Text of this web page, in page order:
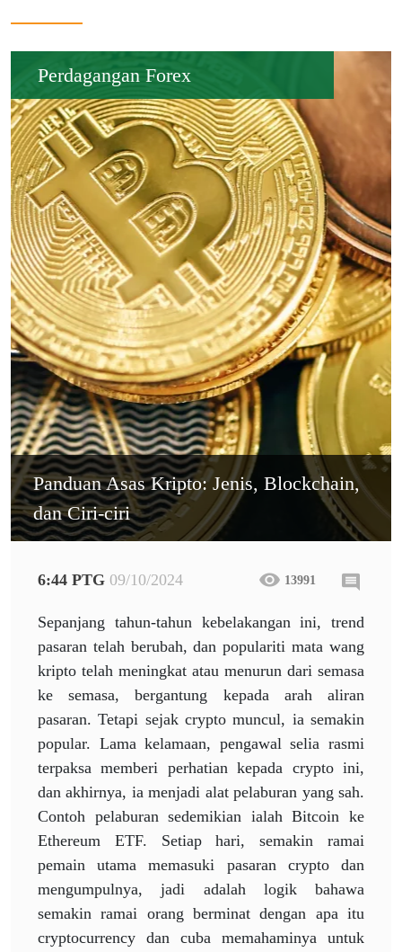
Perdagangan Forex
Panduan Asas Kripto: Jenis, Blockchain,
dan Ciri-ciri
6:44 PTG 09/10/2024 13991
Sepanjang tahun-tahun kebelakangan ini, trend
pasaran telah berubah, dan populariti mata wang
kripto telah meningkat atau menurun dari semasa
ke semasa, bergantung kepada arah aliran
pasaran. Tetapi sejak crypto muncul, ia semakin
popular. Lama kelamaan, pengawal selia rasmi
terpaksa memberi perhatian kepada crypto ini,
dan akhirnya, ia menjadi alat pelaburan yang sah.
Contoh pelaburan sedemikian ialah Bitcoin ke
Ethereum ETF. Setiap hari, semakin ramai
pemain utama memasuki pasaran crypto dan
mengumpulnya, jadi adalah logik bahawa
semakin ramai orang berminat dengan apa itu
cryptocurrency dan cuba memahaminya untuk